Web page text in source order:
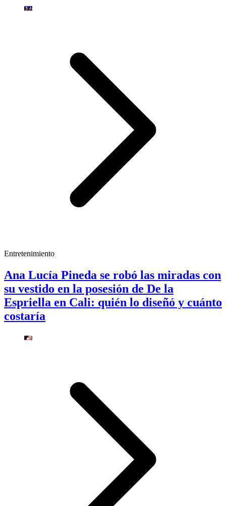
Entretenimiento
Ana Lucía Pineda se robó las miradas con
su vestido en la posesión de De la
Espriella en Cali: quién lo diseñó y cuánto
costaría